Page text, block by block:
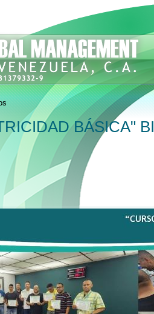
BÁSICA"